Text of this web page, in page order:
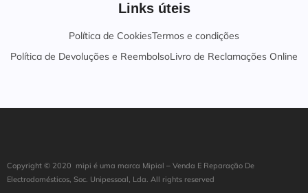
Links úteis
Política de CookiesTermos e condições
Política de Devoluções e ReembolsoLivro de Reclamações Online
Copyright © 2020 mipi é uma marca Mipial – Venda E Reparação De
Electrodomésticos, Soc. Unipessoal, Lda. All rights reserved